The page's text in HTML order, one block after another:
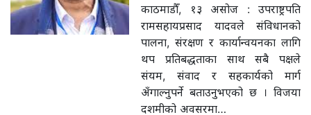
काठमाडौँ, १३ असोज : उपराष्ट्रपति
रामसहायप्रसाद यादवले संविधानको
पालना, संरक्षण र कार्यान्वयनका लागि
थप प्रतिबद्धताका साथ सबै पक्षले
संयम, संवाद र सहकार्यको मार्ग
अँगाल्नुपर्ने बताउनुभएको छ । विजया
दशमीको अवसरमा…